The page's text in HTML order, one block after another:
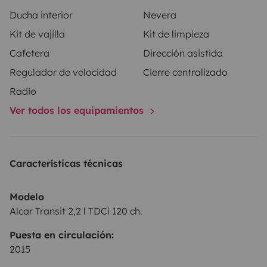
información no dudéis en poneros en contacto
conmigo.
Ducha interior
Nevera
Kit de vajilla
Kit de limpieza
Cafetera
Dirección asistida
Regulador de velocidad
Cierre centralizado
Radio
Ver todos los equipamientos
Características técnicas
Modelo
Alcar Transit 2,2 l TDCi 120 ch.
Puesta en circulación:
2015